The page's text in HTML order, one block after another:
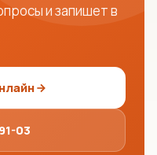
и запишет в
03